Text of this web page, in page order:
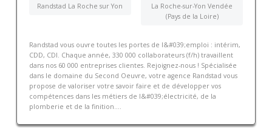
Randstad La Roche sur Yon
La Roche-sur-Yon Vendée
(Pays de la Loire)
Randstad vous ouvre toutes les portes de l&#039;emploi : intérim,
CDD, CDI. Chaque année, 330 000 collaborateurs (f/h) travaillent
dans nos 60 000 entreprises clientes. Rejoignez-nous ! Spécialisée
dans le domaine du Second Oeuvre, votre agence Randstad vous
propose de valoriser votre savoir faire et de développer vos
compétences dans les métiers de l&#039;électricité, de la
plomberie et de la finition....